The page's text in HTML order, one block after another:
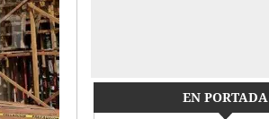
EN PORTADA